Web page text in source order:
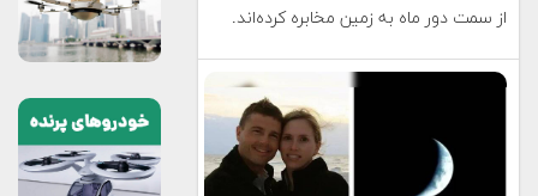
از سمت دور ماه به زمین مخابره کرده‌اند.